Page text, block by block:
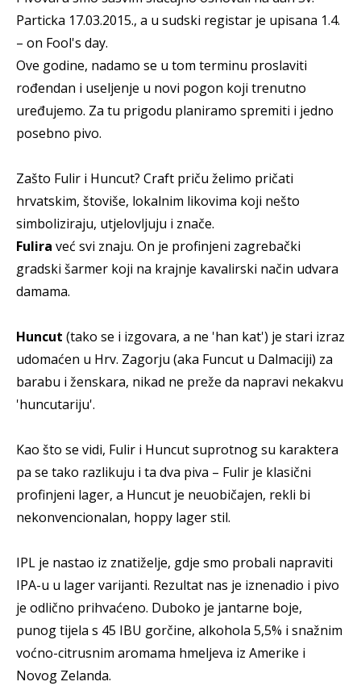
Particka 17.03.2015., a u sudski registar je upisana 1.4.
– on Fool's day.
Ove godine, nadamo se u tom terminu proslaviti
rođendan i useljenje u novi pogon koji trenutno
uređujemo. Za tu prigodu planiramo spremiti i jedno
posebno pivo.
Zašto Fulir i Huncut? Craft priču želimo pričati
hrvatskim, štoviše, lokalnim likovima koji nešto
simboliziraju, utjelovljuju i znače.
Fulira već svi znaju. On je profinjeni zagrebački
gradski šarmer koji na krajnje kavalirski način udvara
damama.
Huncut (tako se i izgovara, a ne 'han kat') je stari izraz
udomaćen u Hrv. Zagorju (aka Funcut u Dalmaciji) za
barabu i ženskara, nikad ne preže da napravi nekakvu
'huncutariju'.
Kao što se vidi, Fulir i Huncut suprotnog su karaktera
pa se tako razlikuju i ta dva piva – Fulir je klasični
profinjeni lager, a Huncut je neuobičajen, rekli bi
nekonvencionalan, hoppy lager stil.
IPL je nastao iz znatiželje, gdje smo probali napraviti
IPA-u u lager varijanti. Rezultat nas je iznenadio i pivo
je odlično prihvaćeno. Duboko je jantarne boje,
punog tijela s 45 IBU gorčine, alkohola 5,5% i snažnim
voćno-citrusnim aromama hmeljeva iz Amerike i
Novog Zelanda.